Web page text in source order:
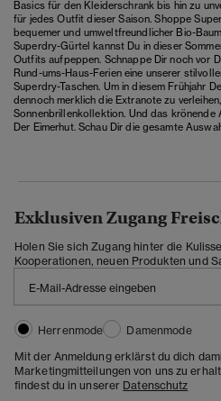
Basics für den Kleiderschrank bis hin zu
für jedes Outfit dieser Saison. Shoppe
bequemer und umweltfreundlicher Bio-
Superdry-Gürtel kannst Du in dieser
Outfits aufpeppen. Schnappe Dir noch vor
Rund-ums-Haus-Ferien eine unserer
Superdry-Taschen. Um in diesem Frühjahr
dennoch merklich die Extranote zu
Sonnenbrillenkollektion. Und das krönende
Der Eimerhut. Schau Dir die gesamte
Exklusiven Zugang
Holen Sie sich Zugang hinter die
Kooperationen, neuen Produkten und
Herrenmode
Damenmode
Mit der Anmeldung erklärst du dich
Marketingmitteilungen von uns zu
findest du in unserer Datenschutz